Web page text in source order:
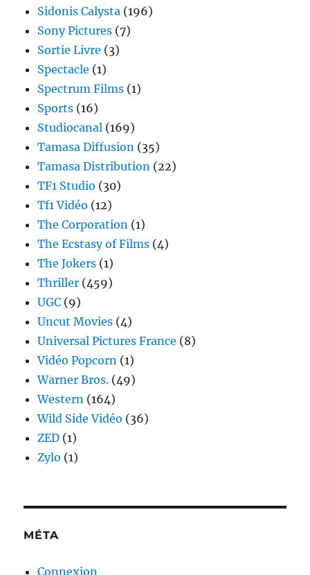
Sidonis Calysta (196)
Sony Pictures (7)
Sortie Livre (3)
Spectacle (1)
Spectrum Films (1)
Sports (16)
Studiocanal (169)
Tamasa Diffusion (35)
Tamasa Distribution (22)
TF1 Studio (30)
Tf1 Vidéo (12)
The Corporation (1)
The Ecstasy of Films (4)
The Jokers (1)
Thriller (459)
UGC (9)
Uncut Movies (4)
Universal Pictures France (8)
Vidéo Popcorn (1)
Warner Bros. (49)
Western (164)
Wild Side Vidéo (36)
ZED (1)
Zylo (1)
MÉTA
Connexion